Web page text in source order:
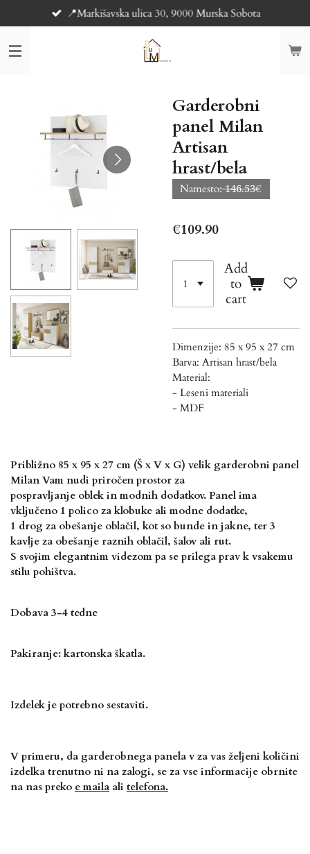
to
main
content
📍Markišavska ulica 30, 9000 Murska Sobota
Garderobni
panel Milan
Artisan
hrast/bela
Namesto: ̶̶1̶4̶6̶.̶5̶3̶€
€109.90
Add
to
cart
Dimenzije: 85 x 95 x 27 cm
Barva: Artisan hrast/bela
Material:
- Leseni materiali
- MDF
Približno 85 x 95 x 27 cm (Š x V x G) velik garderobni panel
Milan Vam nudi priročen prostor za
pospravljanje oblek in modnih dodatkov. Panel ima
vključeno 1 polico za klobuke ali modne dodatke,
1 drog za obešanje oblačil, kot so bunde in jakne, ter 3
kavlje za obešanje raznih oblačil, šalov ali rut.
S svojim elegantnim videzom pa se prilega prav k vsakemu
stilu pohištva.
Dobava 3-4 tedne
Pakiranje: kartonska škatla.
Izdelek je potrebno sestaviti.
V primeru, da garderobnega panela v za vas željeni količini
izdelka trenutno ni na zalogi, se za vse informacije obrnite
na nas preko e maila ali telefona.